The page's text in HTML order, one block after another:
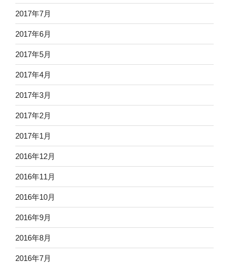
2017年7月
2017年6月
2017年5月
2017年4月
2017年3月
2017年2月
2017年1月
2016年12月
2016年11月
2016年10月
2016年9月
2016年8月
2016年7月